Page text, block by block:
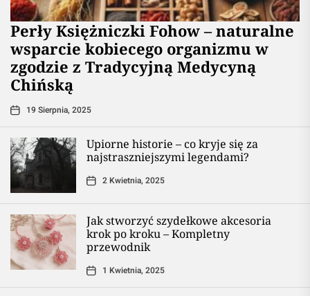
Perły Księżniczki Fohow – naturalne
wsparcie kobiecego organizmu w
zgodzie z Tradycyjną Medycyną
Chińską
19 Sierpnia, 2025
Upiorne historie – co kryje się za
najstraszniejszymi legendami?
2 Kwietnia, 2025
Jak stworzyć szydełkowe akcesoria
krok po kroku – Kompletny
przewodnik
1 Kwietnia, 2025